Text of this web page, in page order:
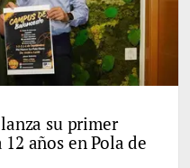
su primer
años en Pola de